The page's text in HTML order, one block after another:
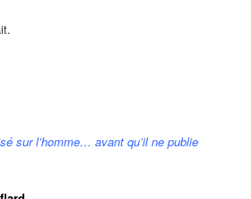
sur l’homme… avant qu’il ne publie